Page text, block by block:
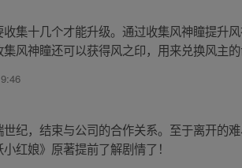
集十几个才能升级。通过收集风神瞳提升
风神瞳还可以获得风之印，用来兑换风主
纪，结束与公司的合作关系。至于离开的
红娘》原著提前了解剧情了！